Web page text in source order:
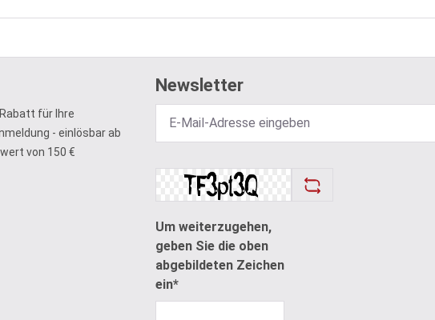
Newsletter
für Ihre
- einlösbar ab
von 150 €
Um weiterzugehen,
geben Sie die oben
abgebildeten Zeichen
ein*